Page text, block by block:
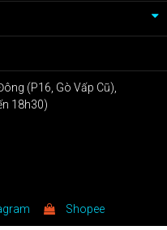
(P16, Gò Vấp Cũ),
18h30)
Shopee